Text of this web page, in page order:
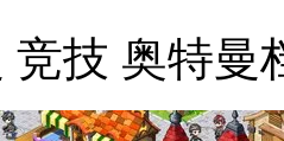
竞技 奥特曼